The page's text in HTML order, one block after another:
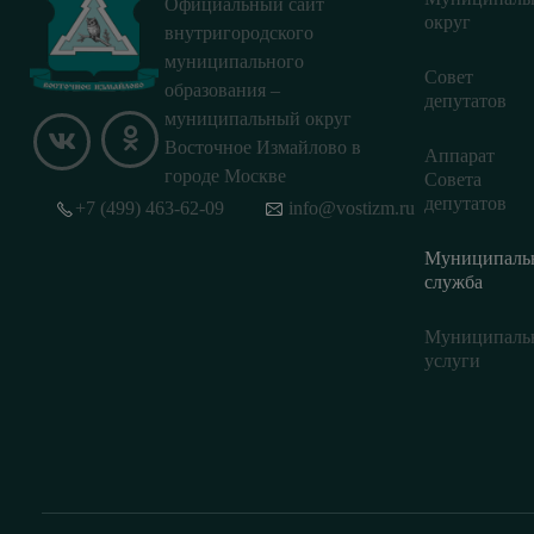
внутригородского
муниципального
образования –
муниципальный округ
Восточное Измайлово в
городе Москве
округ
Совет
депутатов
Аппарат
Совета
депутатов
служба
услуги
+7 (499) 463-62-09 info@vostizm.ru